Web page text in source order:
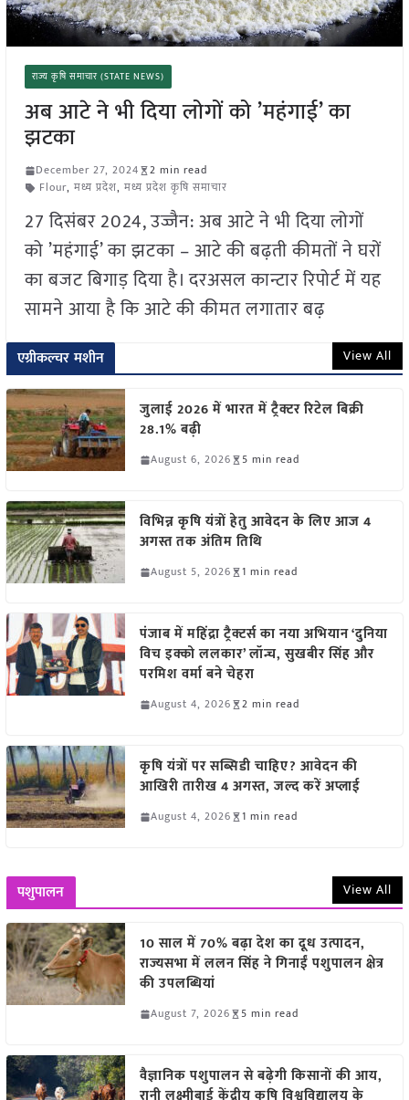
राज्य कृषि समाचार (STATE NEWS)
अब आटे ने भी दिया लोगों को ’महंगाई’ का
झटका
December 27, 2024
2 min read
Flour, मध्य प्रदेश, मध्य प्रदेश कृषि समाचार
27 दिसंबर 2024, उज्जैन: अब आटे ने भी दिया लोगों
को ’महंगाई’ का झटका – आटे की बढ़ती कीमतों ने घरों
का बजट बिगाड़ दिया है। दरअसल कान्टार रिपोर्ट में यह
सामने आया है कि आटे की कीमत लगातार बढ़
एग्रीकल्चर मशीन View All
जुलाई 2026 में भारत में ट्रैक्टर रिटेल बिक्री
28.1% बढ़ी
August 6, 2026 5 min read
विभिन्न कृषि यंत्रों हेतु आवेदन के लिए आज 4
अगस्त तक अंतिम तिथि
August 5, 2026 1 min read
पंजाब में महिंद्रा ट्रैक्टर्स का नया अभियान ‘दुनिया
विच इक्को ललकार’ लॉन्च, सुखबीर सिंह और
परमिश वर्मा बने चेहरा
August 4, 2026 2 min read
कृषि यंत्रों पर सब्सिडी चाहिए? आवेदन की
आखिरी तारीख 4 अगस्त, जल्द करें अप्लाई
August 4, 2026 1 min read
पशुपालन View All
10 साल में 70% बढ़ा देश का दूध उत्पादन,
राज्यसभा में ललन सिंह ने गिनाईं पशुपालन क्षेत्र
की उपलब्धियां
August 7, 2026 5 min read
वैज्ञानिक पशुपालन से बढ़ेगी किसानों की आय,